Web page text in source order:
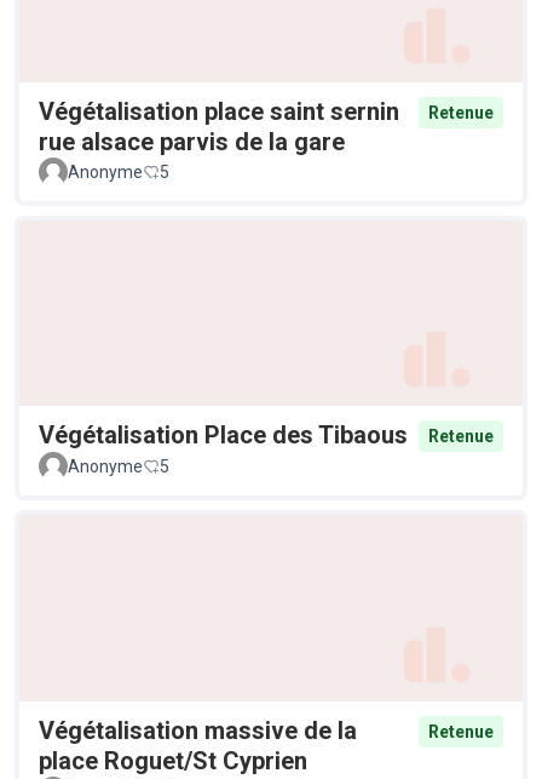
Végétalisation place saint sernin
rue alsace parvis de la gare
Retenue
Anonyme 5
Végétalisation Place des Tibaous
Retenue
Anonyme
5
Végétalisation massive de la
place Roguet/St Cyprien
Retenue